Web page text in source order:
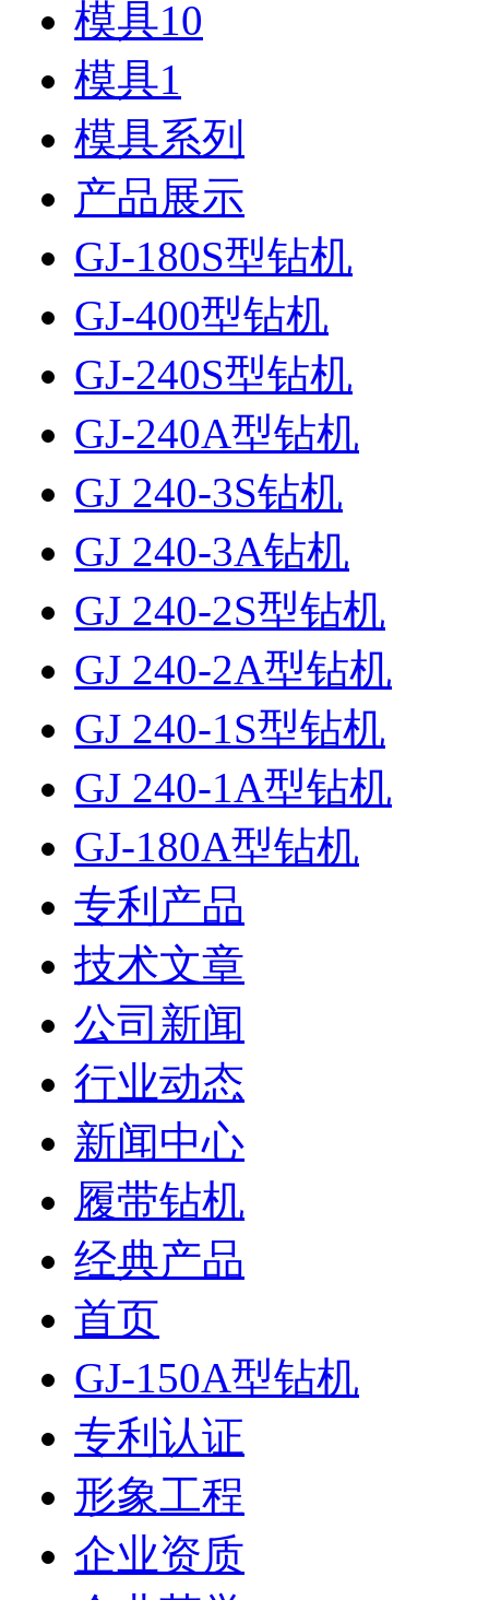
模具10
模具1
模具系列
产品展示
GJ-180S型钻机
GJ-400型钻机
GJ-240S型钻机
GJ-240A型钻机
GJ 240-3S钻机
GJ 240-3A钻机
GJ 240-2S型钻机
GJ 240-2A型钻机
GJ 240-1S型钻机
GJ 240-1A型钻机
GJ-180A型钻机
专利产品
技术文章
公司新闻
行业动态
新闻中心
履带钻机
经典产品
首页
GJ-150A型钻机
专利认证
形象工程
企业资质